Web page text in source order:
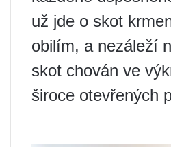
už jde o skot
obilím, a nezáleží
skot chován ve
široce otevřených